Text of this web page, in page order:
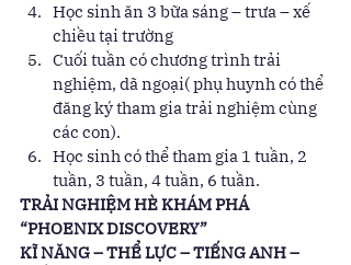
Học sinh ăn 3 bữa sáng – trưa – xế
chiều tại trường
Cuối tuần có chương trình trải
nghiệm, dã ngoại( phụ huynh có thể
đăng ký tham gia trải nghiệm cùng
các con).
Học sinh có thể tham gia 1 tuần, 2
tuần, 3 tuần, 4 tuần, 6 tuần.
TRẢI NGHIỆM HÈ KHÁM PHÁ
“PHOENIX DISCOVERY”
KĨ NĂNG – THỂ LỰC – TIẾNG ANH –